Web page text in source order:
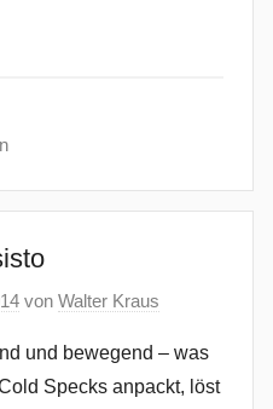
von Walter Kraus
und bewegend – was
Specks anpackt, löst